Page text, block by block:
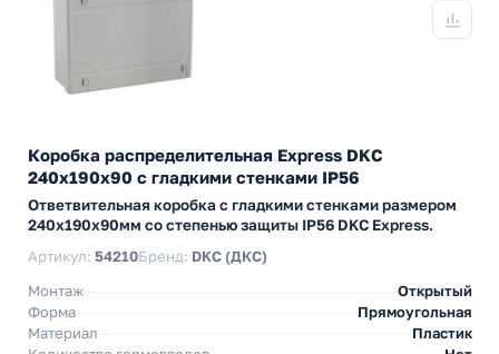
Коробка распределительная Express DKC
240х190х90 с гладкими стенками IP56
Ответвительная коробка с гладкими стенками размером
240х190х90мм со степенью защиты IP56 DKC Express.
Артикул: 54210Бренд: DKC (ДКС)
Монтаж
Открытый
Форма
Прямоугольная
Материал
Пластик